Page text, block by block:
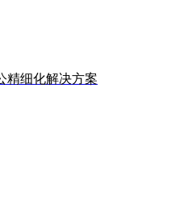
精细化解决方案